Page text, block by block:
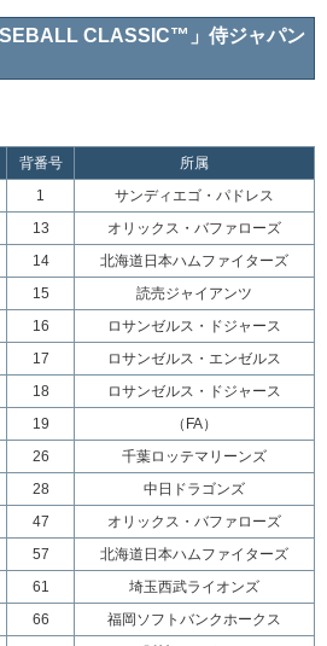
CLASSIC™」侍ジャパン
背番号
所属
1
サンディエゴ・パドレス
13
オリックス・バファローズ
14
北海道日本ハムファイターズ
15
読売ジャイアンツ
16
ロサンゼルス・ドジャース
17
ロサンゼルス・エンゼルス
18
ロサンゼルス・ドジャース
19
（FA）
26
千葉ロッテマリーンズ
28
中日ドラゴンズ
47
オリックス・バファローズ
57
北海道日本ハムファイターズ
61
埼玉西武ライオンズ
66
福岡ソフトバンクホークス